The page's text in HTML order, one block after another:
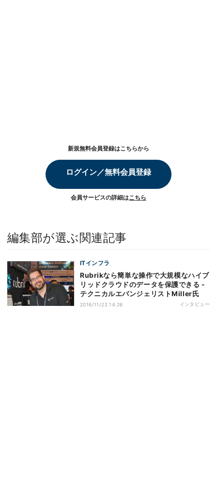
新規無料会員登録はこちらから
ログイン／無料会員登録
会員サービスの詳細はこちら
編集部が選ぶ関連記事
ITインフラ
Rubrikなら簡単な操作で大規模なハイブ
リッドクラウドのデータを保護できる -
テクニカルエバンジェリストMiller氏
2016/11/22 14:26 インタビュー